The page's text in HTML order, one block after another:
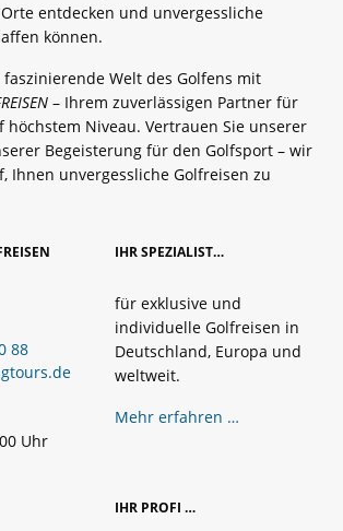
entdecken und unvergessliche
können.
faszinierende Welt des Golfens mit
– Ihrem zuverlässigen Partner für
höchstem Niveau. Vertrauen Sie unserer
Begeisterung für den Golfsport – wir
Ihnen unvergessliche Golfreisen zu
88
Uhr
IHR SPEZIALIST…
für exklusive und
individuelle Golfreisen in
Deutschland, Europa und
weltweit.
Mehr erfahren …
IHR PROFI …